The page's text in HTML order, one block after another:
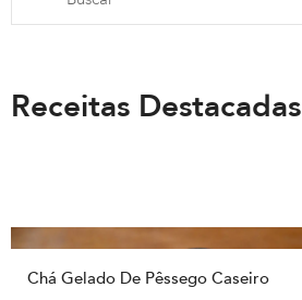
Receitas Destacadas
Chá Gelado De Pêssego Caseiro